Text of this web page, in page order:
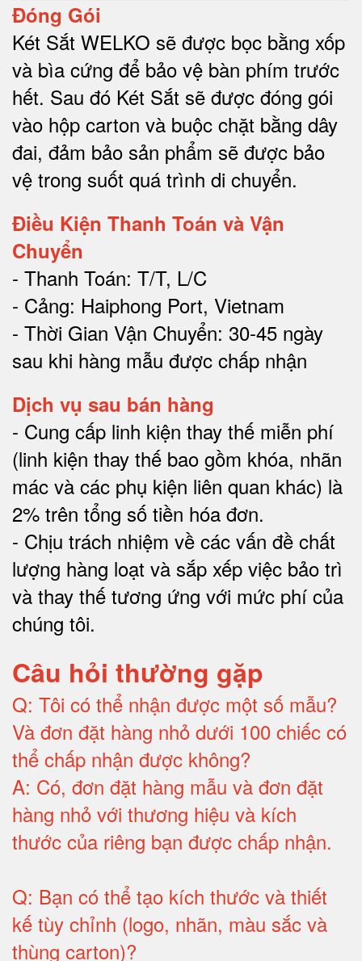
Đóng Gói
Két Sắt WELKO sẽ được bọc bằng xốp
và bìa cứng để bảo vệ bàn phím trước
hết. Sau đó Két Sắt sẽ được đóng gói
vào hộp carton và buộc chặt bằng dây
đai, đảm bảo sản phẩm sẽ được bảo
vệ trong suốt quá trình di chuyển.
Điều Kiện Thanh Toán và Vận
Chuyển
- Thanh Toán: T/T, L/C
- Cảng: Haiphong Port, Vietnam
- Thời Gian Vận Chuyển: 30-45 ngày
sau khi hàng mẫu được chấp nhận
Dịch vụ sau bán hàng
- Cung cấp linh kiện thay thế miễn phí
(linh kiện thay thế bao gồm khóa, nhãn
mác và các phụ kiện liên quan khác) là
2% trên tổng số tiền hóa đơn.
- Chịu trách nhiệm về các vấn đề chất
lượng hàng loạt và sắp xếp việc bảo trì
và thay thế tương ứng với mức phí của
chúng tôi.
Câu hỏi thường gặp
Q: Tôi có thể nhận được một số mẫu?
Và đơn đặt hàng nhỏ dưới 100 chiếc có
thể chấp nhận được không?
A: Có, đơn đặt hàng mẫu và đơn đặt
hàng nhỏ với thương hiệu và kích
thước của riêng bạn được chấp nhận.
Q: Bạn có thể tạo kích thước và thiết
kế tùy chỉnh (logo, nhãn, màu sắc và
thùng carton)?